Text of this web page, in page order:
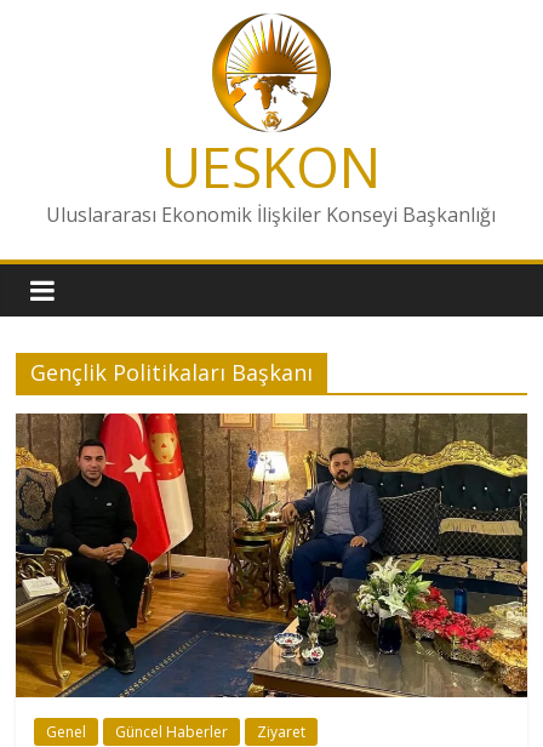
UESKON
Uluslararası Ekonomik İlişkiler Konseyi Başkanlığı
Gençlik Politikaları Başkanı
Genel Güncel Haberler Ziyaret